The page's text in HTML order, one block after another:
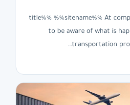
%%title%% %%sitename%% At
to be aware of what is
transportation